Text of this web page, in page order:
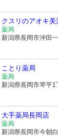
クスリのアオキ美
薬局
新潟県長岡市沖田
ことり薬局
薬局
新潟県長岡市琴平1
大手薬局長岡店
薬局
新潟県長岡市今朝